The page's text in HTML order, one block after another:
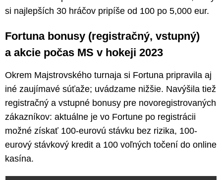
si najlepších 30 hráčov pripíše od 100 po 5,000 eur.
Fortuna bonusy (registračný, vstupný)
a akcie počas MS v hokeji 2023
Okrem Majstrovského turnaja si Fortuna pripravila aj
iné zaujímavé súťaže; uvádzame nižšie. Navýšila tiež
registračný a vstupné bonusy pre novoregistrovaných
zákazníkov: aktuálne je vo Fortune po registrácii
možné získať 100-eurovú stávku bez rizika, 100-
eurový stávkový kredit a 100 voľných točení do online
kasína.